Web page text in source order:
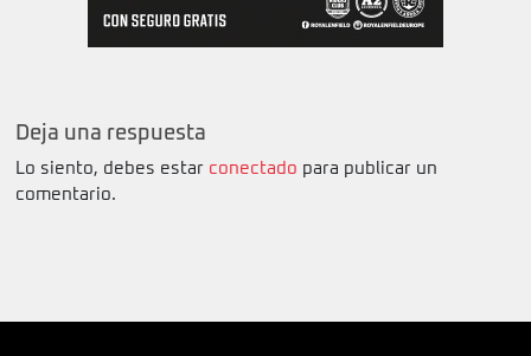
Deja una respuesta
Lo siento, debes estar conectado para publicar un
comentario.